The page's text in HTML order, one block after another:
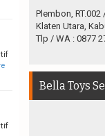
Plembon,
Klaten Utara,
Tlp / WA : 0877
Bella Toys